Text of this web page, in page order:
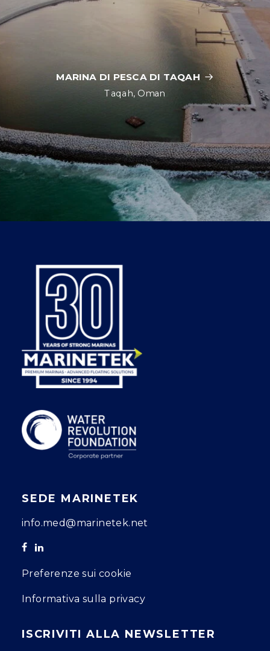
MARINA DI PESCA DI TAQAH
Taqah, Oman
SEDE MARINETEK
info.med@marinetek.net
Preferenze sui cookie
Informativa sulla privacy
ISCRIVITI ALLA NEWSLETTER